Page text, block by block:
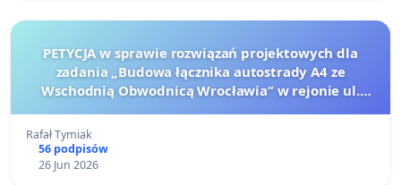
PETYCJA w sprawie rozwiązań projektowych dla
zadania „Budowa łącznika autostrady A4 ze
Wschodnią Obwodnicą Wrocławia” w rejonie ul.
Rafał Tymiak
56 podpisów
26 Jun 2026